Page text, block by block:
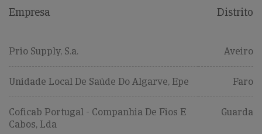
Empresa Distrito
Prio Supply, S.a. Aveiro
Unidade Local De Saúde Do Algarve, Epe Faro
Coficab Portugal - Companhia De Fios E
Cabos, Lda
Guarda